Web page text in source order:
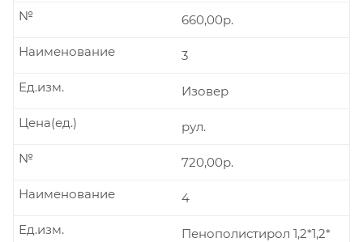
660,00р.
№
3
Наименование
Изовер
Ед.изм.
рул.
Цена(ед.)
720,00р.
№
4
Наименование
Пенополистирол 1,2*1,2*
Ед.изм.